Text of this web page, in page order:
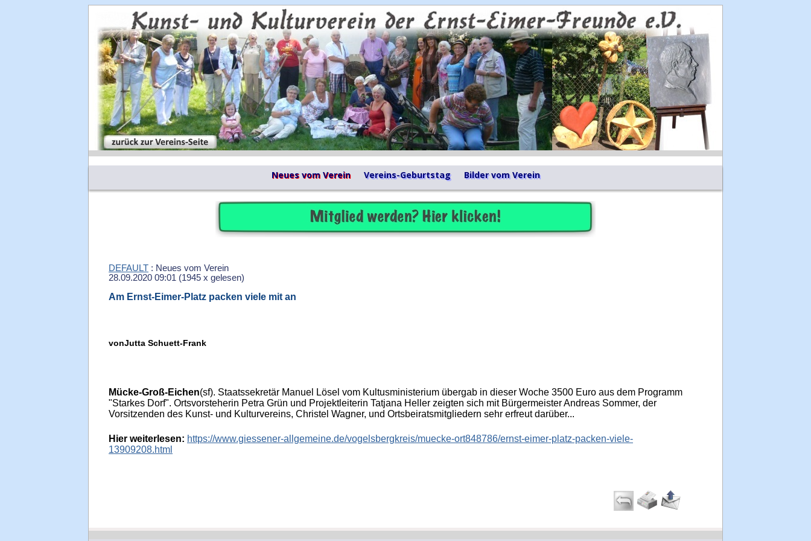
Neues vom Verein Vereins-Geburtstag Bilder vom Verein
DEFAULT : Neues vom Verein
28.09.2020 09:01 (1945 x gelesen)
Am Ernst-Eimer-Platz packen viele mit an
vonJutta Schuett-Frank
Mücke-Groß-Eichen(sf). Staatssekretär Manuel Lösel vom Kultusministerium übergab in dieser Woche 3500 Euro aus dem Programm
"Starkes Dorf". Ortsvorsteherin Petra Grün und Projektleiterin Tatjana Heller zeigten sich mit Bürgermeister Andreas Sommer, der
Vorsitzenden des Kunst- und Kulturvereins, Christel Wagner, und Ortsbeiratsmitgliedern sehr erfreut darüber...
Hier weiterlesen: https://www.giessener-allgemeine.de/vogelsbergkreis/muecke-ort848786/ernst-eimer-platz-packen-viele-
13909208.html